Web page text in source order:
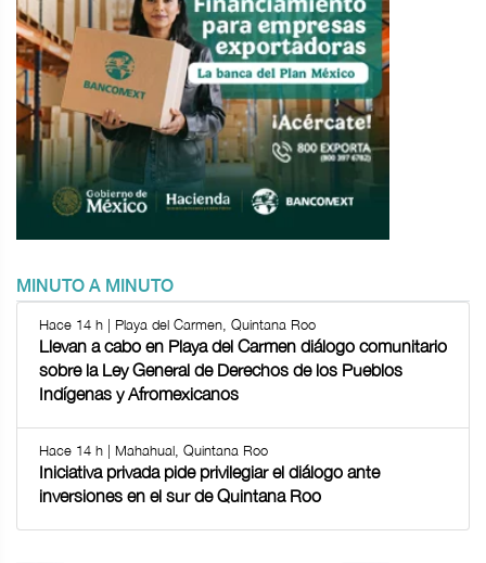
MINUTO A MINUTO
Hace 14 h | Playa del Carmen, Quintana Roo
Llevan a cabo en Playa del Carmen diálogo comunitario
sobre la Ley General de Derechos de los Pueblos
Indígenas y Afromexicanos
Hace 14 h | Mahahual, Quintana Roo
Iniciativa privada pide privilegiar el diálogo ante
inversiones en el sur de Quintana Roo